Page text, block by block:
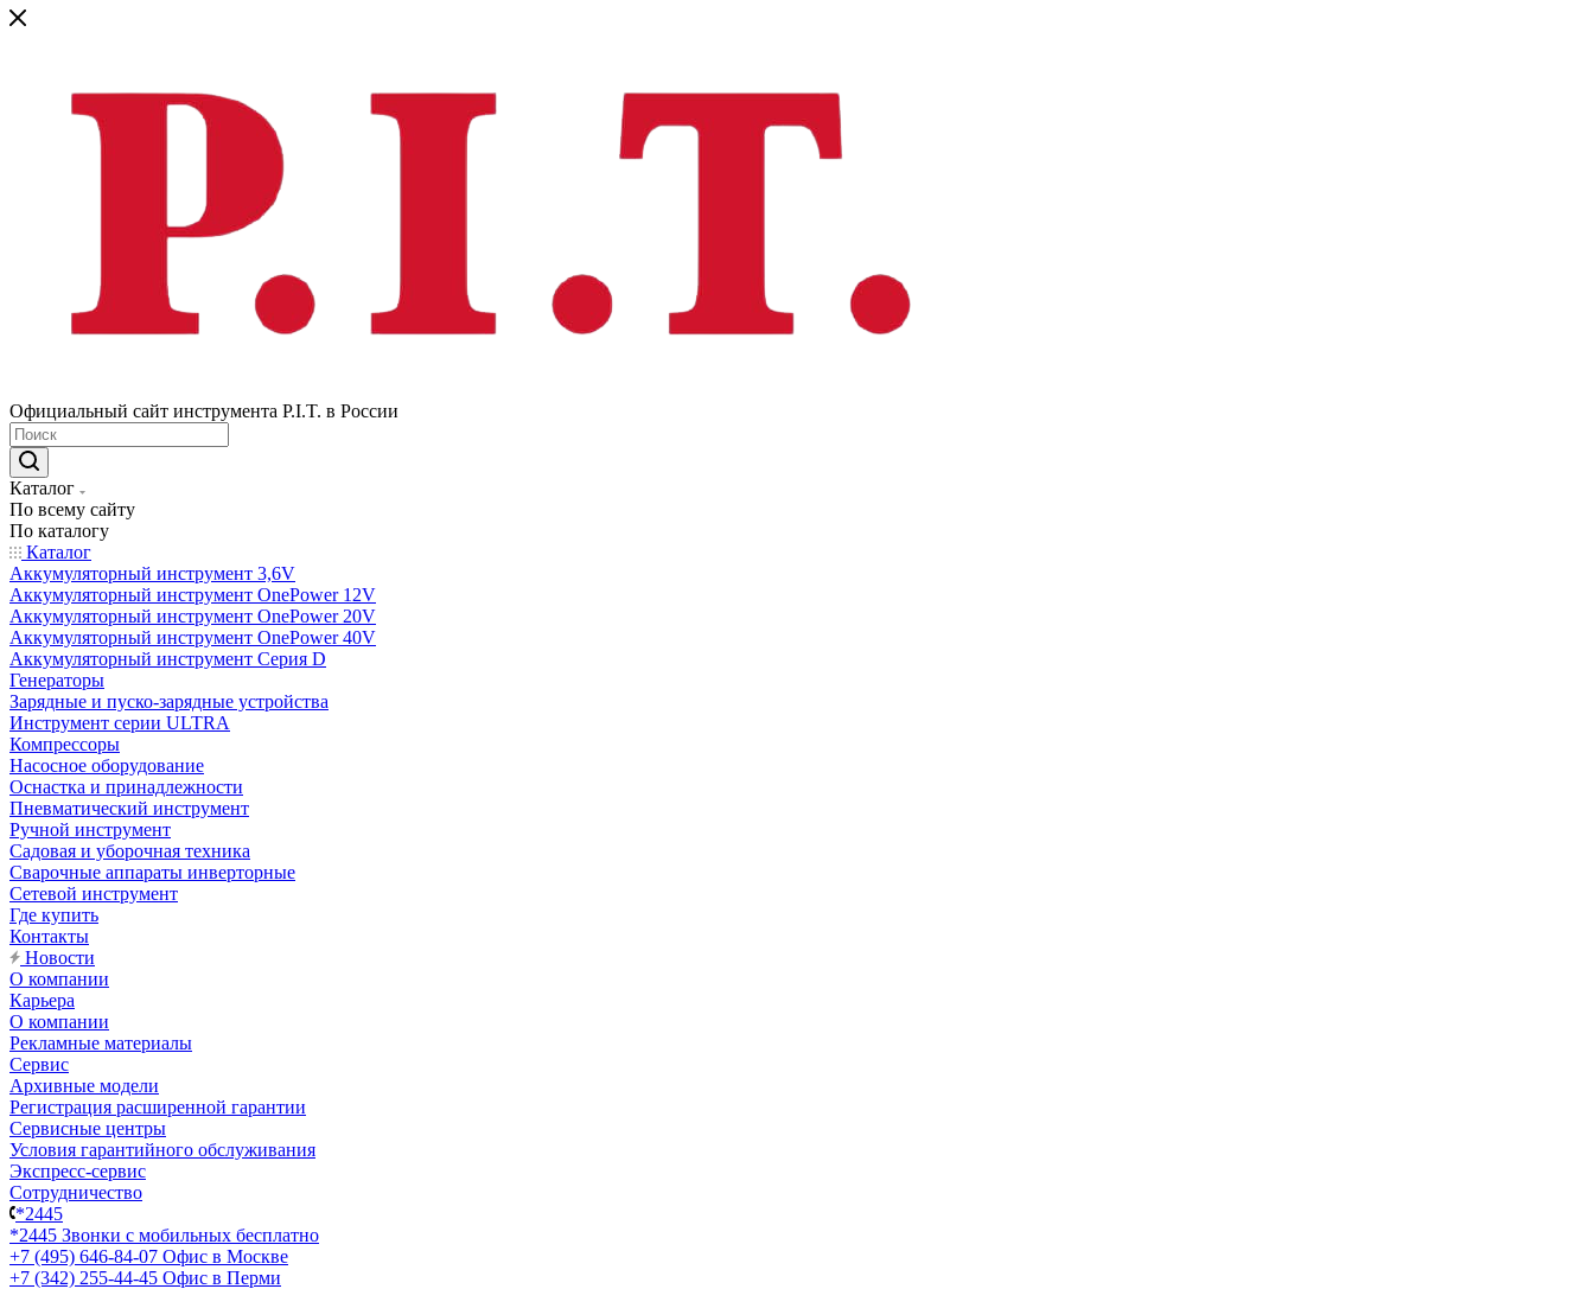
Официальный сайт инструмента P.I.T. в России
Каталог
По всему сайту
По каталогу
Каталог
Аккумуляторный инструмент 3,6V
Аккумуляторный инструмент OnePower 12V
Аккумуляторный инструмент OnePower 20V
Аккумуляторный инструмент OnePower 40V
Аккумуляторный инструмент Серия D
Генераторы
Зарядные и пуско-зарядные устройства
Инструмент серии ULTRA
Компрессоры
Насосное оборудование
Оснастка и принадлежности
Пневматический инструмент
Ручной инструмент
Садовая и уборочная техника
Сварочные аппараты инверторные
Сетевой инструмент
Где купить
Контакты
Новости
О компании
Карьера
О компании
Рекламные материалы
Сервис
Архивные модели
Регистрация расширенной гарантии
Сервисные центры
Условия гарантийного обслуживания
Экспресс-сервис
Сотрудничество
*2445
*2445 Звонки с мобильных бесплатно
+7 (495) 646-84-07 Офис в Москве
+7 (342) 255-44-45 Офис в Перми